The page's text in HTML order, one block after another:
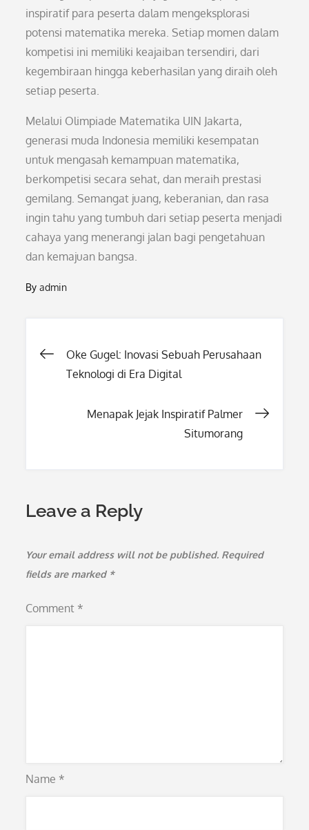
inspiratif para peserta dalam mengeksplorasi
potensi matematika mereka. Setiap momen dalam
kompetisi ini memiliki keajaiban tersendiri, dari
kegembiraan hingga keberhasilan yang diraih oleh
setiap peserta.
Melalui Olimpiade Matematika UIN Jakarta,
generasi muda Indonesia memiliki kesempatan
untuk mengasah kemampuan matematika,
berkompetisi secara sehat, dan meraih prestasi
gemilang. Semangat juang, keberanian, dan rasa
ingin tahu yang tumbuh dari setiap peserta menjadi
cahaya yang menerangi jalan bagi pengetahuan
dan kemajuan bangsa.
Byadmin
Post
Oke Gugel: Inovasi Sebuah Perusahaan
Teknologi di Era Digital
Menapak Jejak Inspiratif Palmer
Situmorang
Leave a Reply
Your email address will not be published. Required
fields are marked *
Comment *
Name *